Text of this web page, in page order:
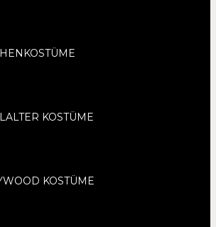
KOSTÜME
KOSTÜME